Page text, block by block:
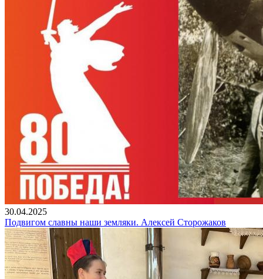
30.04.2025
Подвигом славны наши земляки. Алексей Сторожаков